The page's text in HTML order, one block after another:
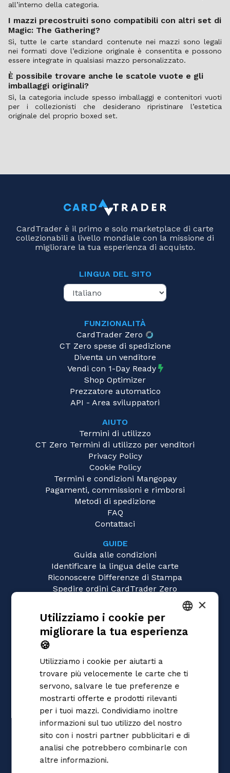
all’interno della categoria.
I mazzi precostruiti sono compatibili con altri set di
Magic: The Gathering?
Sì, tutte le carte standard contenute nei mazzi sono legali
nei formati dove l’edizione originale è consentita e possono
essere integrate in qualsiasi mazzo personalizzato.
È possibile trovare anche le scatole vuote e gli
imballaggi originali?
Sì, la categoria include spesso imballaggi e contenitori vuoti
per i collezionisti che desiderano ripristinare l’estetica
originale del proprio boxed set.
CardTrader è il primo e solo marketplace di carte
collezionabili a livello mondiale con la missione di
migliorare la tua esperienza di acquisto.
LINGUA DEL SITO
FUNZIONALITÀ
CardTrader Zero
CT Zero spese di spedizione
Diventa un venditore
Vendi con 1-Day Ready
Shop Optimizer
Prezzatore automatico
API - Area sviluppatori
AIUTO
Termini di utilizzo
CT Zero Termini di utilizzo per venditori
Privacy Policy
Cookie Policy
Termini e condizioni Mangopay
Pagamenti, commissioni e rimborsi
Metodi di spedizione
FAQ
Contattaci
GUIDE
Guida alle condizioni
Identificare la lingua delle carte
Riconoscere Differenze di Stampa
Spedire ordini CardTrader Zero
GIOCHI
Magic: the Gathering
Flesh and Blood
Digimon
One Piece
Dragon Ball Super
Cardfight!! Vanguard
Disney Lorcana
Star Wars Unlimited
Union Arena
Riftbound | League of Legends
ITALIAN
×
Utilizziamo i cookie per
migliorare la tua esperienza
🍪
Utilizziamo i cookie per aiutarti a
trovare più velocemente le carte che ti
servono, salvare le tue preferenze e
mostrarti offerte e prodotti rilevanti
per i tuoi mazzi. Condividiamo inoltre
informazioni sul tuo utilizzo del nostro
sito con i nostri partner pubblicitari e di
analisi che potrebbero combinarle con
altre informazioni.